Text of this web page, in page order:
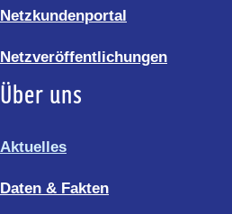
Netzkundenportal
Netzveröffentlichungen
Über uns
Aktuelles
Daten & Fakten